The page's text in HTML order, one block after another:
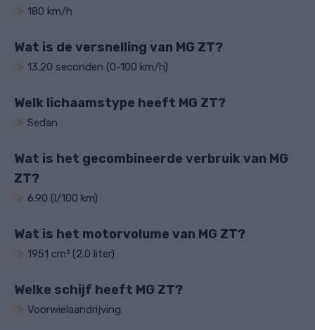
180 km/h
Wat is de versnelling van MG ZT?
13.20 seconden (0-100 km/h)
Welk lichaamstype heeft MG ZT?
Sedan
Wat is het gecombineerde verbruik van MG
ZT?
6.90 (l/100 km)
Wat is het motorvolume van MG ZT?
1951 cm³ (2.0 liter)
Welke schijf heeft MG ZT?
Voorwielaandrijving